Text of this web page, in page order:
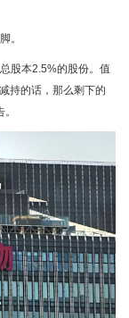
。
股本2.5%的股份。值
持的话，那么剩下的